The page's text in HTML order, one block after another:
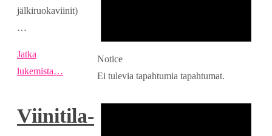
jälkiruokaviinit)
…
Jatka
lukemista…
Viinitila-
Notice
Ei tulevia tapahtumia tapahtumat.